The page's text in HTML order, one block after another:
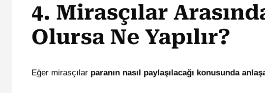
4. Mirasçılar
Olursa Ne Yapılır?
Eğer mirasçılar paranın nasıl paylaşılacağı konusunda